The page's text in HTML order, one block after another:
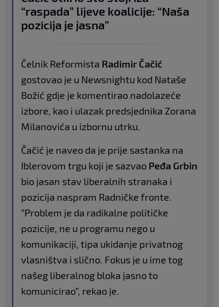
“raspada” lijeve koalicije: “Naša
pozicija je jasna”
Čelnik Reformista Radimir Čačić
gostovao je u Newsnightu kod Nataše
Božić gdje je komentirao nadolazeće
izbore, kao i ulazak predsjednika Zorana
Milanovića u izbornu utrku.
Čačić je naveo da je prije sastanka na
Iblerovom trgu koji je sazvao Peđa Grbin
bio jasan stav liberalnih stranaka i
pozicija naspram Radničke fronte.
“Problem je da radikalne političke
pozicije, ne u programu nego u
komunikaciji, tipa ukidanje privatnog
vlasništva i slično. Fokus je u ime tog
našeg liberalnog bloka jasno to
komunicirao”, rekao je.